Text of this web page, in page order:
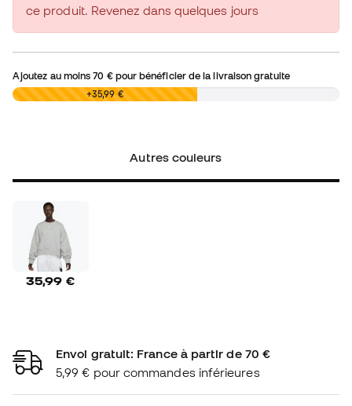
ce produit. Revenez dans quelques jours
Ajoutez au moins70 €pour bénéficier de la livraison gratuite
0,00 € +35,99 €
Autres couleurs
35,99 €
Envoi gratuit: France à partir de 70 €
5,99 € pour commandes inférieures